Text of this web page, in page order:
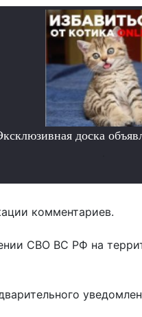
доска
комментариев.
СВО ВС РФ на